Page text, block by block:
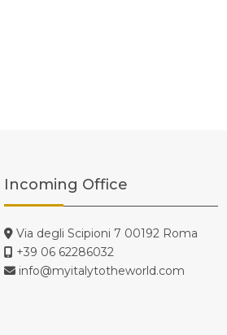
Incoming Office
Via degli Scipioni 7 00192 Roma
+39 06 62286032
info@myitalytotheworld.com